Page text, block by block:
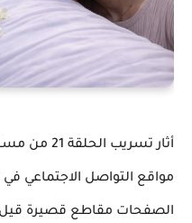
أثار
مواقع التواصل الاجتماعي
الصفحات مقاطع قصيرة